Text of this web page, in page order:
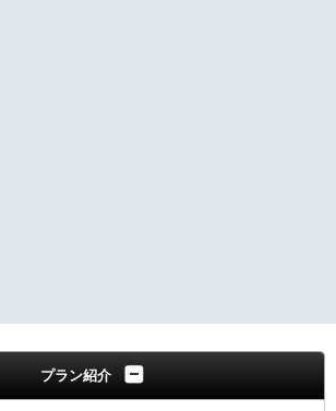
プラン紹介